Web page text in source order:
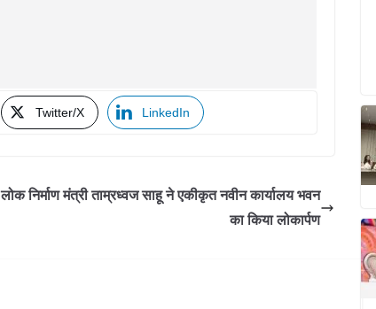
Twitter/X LinkedIn
लोक निर्माण मंत्री ताम्रध्वज साहू ने एकीकृत नवीन कार्यालय भवन
का किया लोकार्पण